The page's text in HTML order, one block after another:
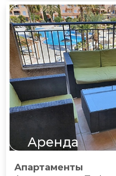
Аренда
Апартаменты